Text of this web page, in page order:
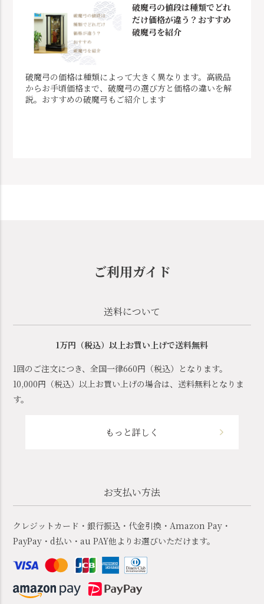
破魔弓の値段は種類でどれ
だけ価格が違う？おすすめ
破魔弓を紹介
破魔弓の価格は種類によって大きく異なります。高級品
からお手頃価格まで、破魔弓の選び方と価格の違いを解
説。おすすめの破魔弓もご紹介します
ご利用ガイド
送料について
1万円（税込）以上お買い上げで送料無料
1回のご注文につき、全国一律660円（税込）となります。
10,000円（税込）以上お買い上げの場合は、送料無料となりま
す。
もっと詳しく
お支払い方法
クレジットカード・銀行振込・代金引換・Amazon Pay・
PayPay・d払い・au PAY他よりお選びいただけます。